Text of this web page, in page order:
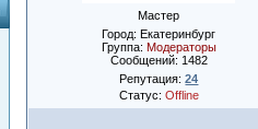
Мастер
Город: Екатеринбург
Группа: Модераторы
Сообщений: 1482
Репутация:24
Статус: Offline